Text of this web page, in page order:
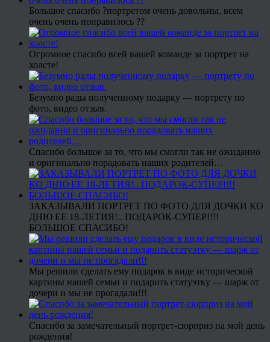
Большое спасибо ?портретом очень довольны, всем
очень очень понравилось ??
Огромное спасибо всей вашей команде за портрет на
холсте!
Безумно рады полученному подарку — портрету по
фото, видео отзыв.
Спасибо большое за то, что мы смогли так не ожиданно
и оригинально порадовать наших родителей…
ЗАКАЗЫВАЛИ ПОРТРЕТ ПО ФОТО ДЛЯ ДОЧКИ КО
ДНЮ ЕЕ 18-ЛЕТИЯ!.. ПОДАРОК-СУПЕР!!!!
БОЛЬШОЕ СПАСИБО!
Мы решили сделать ему подарок в виде исторической
картины нашей семьи и подарить статуэтку — шарж от
дочери и мы не прогадали!!!
Спасибо за замечательный портрет-сюрприз на мой день
рождения!